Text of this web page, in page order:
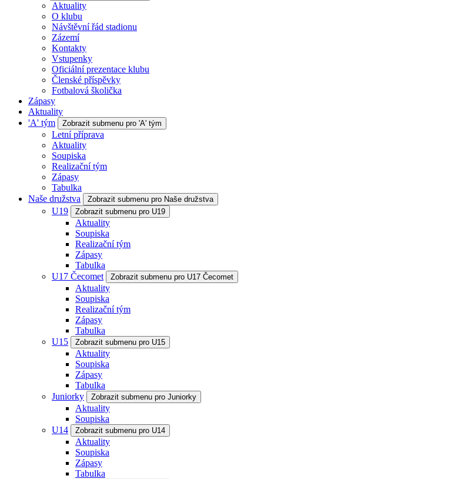
Aktuality
O klubu
Návštěvní řád stadionu
Zázemí
Kontakty
Vstupenky
Oficiální prezentace klubu
Členské příspěvky
Fotbalová školička
Zápasy
Aktuality
'A' tým
Zobrazit submenu pro 'A' tým
Letní příprava
Aktuality
Soupiska
Realizační tým
Zápasy
Tabulka
Naše družstva
Zobrazit submenu pro Naše družstva
U19 Zobrazit submenu pro U19
Aktuality
Soupiska
Realizační tým
Zápasy
Tabulka
U17 Čecomet
Zobrazit submenu pro U17 Čecomet
Aktuality
Soupiska
Realizační tým
Zápasy
Tabulka
U15
Zobrazit submenu pro U15
Aktuality
Soupiska
Zápasy
Tabulka
Juniorky
Zobrazit submenu pro Juniorky
Aktuality
Soupiska
U14
Zobrazit submenu pro U14
Aktuality
Soupiska
Zápasy
Tabulka